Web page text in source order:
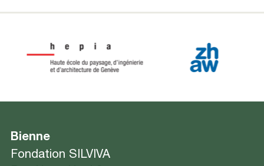
Bienne
Fondation SILVIVA